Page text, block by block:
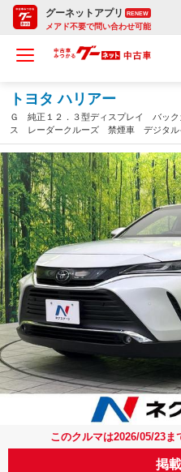
グーネットアプリ RENEW
メアド不要で問い合わせ可能
トヨタ ハリアー
Ｇ 純正１２．３型ディスプレイ バッ
ス レーダークルーズ 禁煙車 デジタル
フリーパワーバックドア パワーシート
コ Ｂｌｕｅｔｏｏｔｈ再生（栃木県）
このクルマは2026/05/23ま
掲